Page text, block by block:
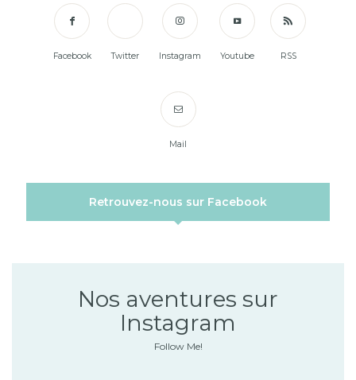
Facebook Twitter Instagram Youtube RSS
Mail
Retrouvez-nous sur Facebook
Nos aventures sur
Instagram
Follow Me!